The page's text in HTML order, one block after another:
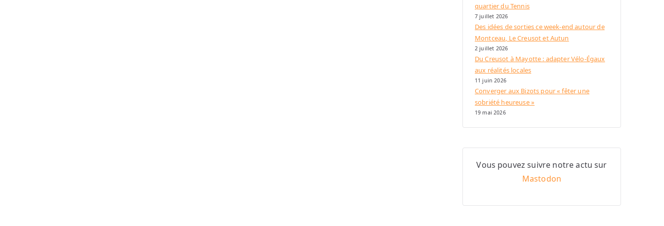
quartier du Tennis
7 juillet 2026
Des idées de sorties ce week-end autour de
Montceau, Le Creusot et Autun
2 juillet 2026
Du Creusot à Mayotte : adapter Vélo-Égaux
aux réalités locales
11 juin 2026
Converger aux Bizots pour « fêter une
sobriété heureuse »
19 mai 2026
Vous pouvez suivre notre actu sur
Mastodon